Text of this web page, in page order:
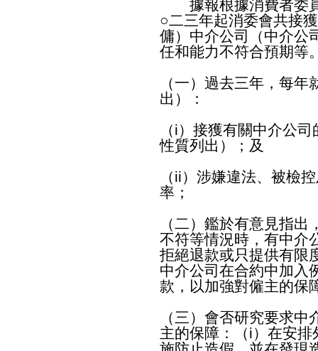
據報根據消費者委員
○二三年起消委會共接
傭）中介公司（中介公
任和能力不符合預期等
（一）過去三年，每
出）：
（i）接獲有關中介公
性質列出）；及
（ii）涉嫌違法、被檢
率；
（二）鑑於有意見指
不符等情況時，有中介
拒絕退款或只提供有限
中介公司在合約中加入
款，以加強對僱主的保
（三）會否研究要求
主的保障：（i）在安